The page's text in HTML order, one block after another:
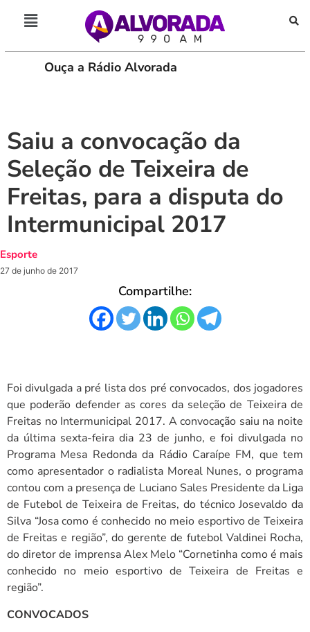
Ouça a Rádio Alvorada
Saiu a convocação da
Seleção de Teixeira de
Freitas, para a disputa do
Intermunicipal 2017
Esporte
27 de junho de 2017
Compartilhe:
Foi divulgada a pré lista dos pré convocados, dos jogadores
que poderão defender as cores da seleção de Teixeira de
Freitas no Intermunicipal 2017. A convocação saiu na noite
da última sexta-feira dia 23 de junho, e foi divulgada no
Programa Mesa Redonda da Rádio Caraípe FM, que tem
como apresentador o radialista Moreal Nunes, o programa
contou com a presença de Luciano Sales Presidente da Liga
de Futebol de Teixeira de Freitas, do técnico Josevaldo da
Silva “Josa como é conhecido no meio esportivo de Teixeira
de Freitas e região”, do gerente de futebol Valdinei Rocha,
do diretor de imprensa Alex Melo “Cornetinha como é mais
conhecido no meio esportivo de Teixeira de Freitas e
região”.
CONVOCADOS